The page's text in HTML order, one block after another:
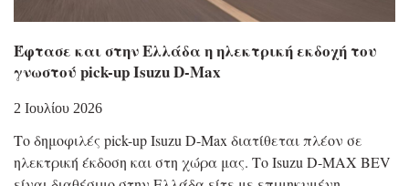
Έφτασε και στην Ελλάδα η ηλεκτρική εκδοχή του
γνωστού pick-up Isuzu D-Max
2 Ιουλίου 2026
Το δημοφιλές pick-up Isuzu D-Max διατίθεται πλέον σε
ηλεκτρική έκδοση και στη χώρα μας. Το Isuzu D-MAX BEV